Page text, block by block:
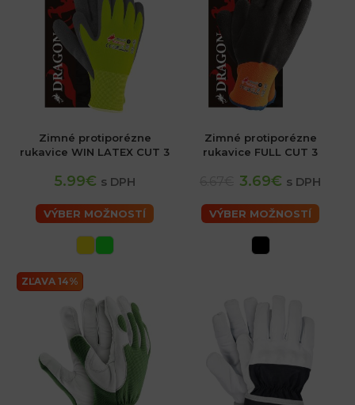
Zimné protiporézne
rukavice WIN LATEX CUT 3
5.99€ s DPH
VÝBER MOŽNOSTÍ
Zimné protiporézne
rukavice FULL CUT 3
3.69€ s DPH
VÝBER MOŽNOSTÍ
ZĽAVA 14%